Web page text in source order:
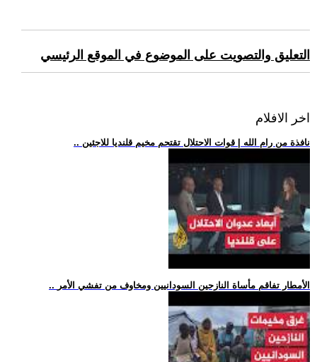
التعليق والتصويت على الموضوع في الموقع الرئيسي
اخر الافلام
.. نافذة من رام الله | قوات الاحتلال تقتحم مخيم قلنديا للاجئين
.. الأمطار تفاقم مأساة النازحين السودانيين ومخاوف من تفشي الأمر